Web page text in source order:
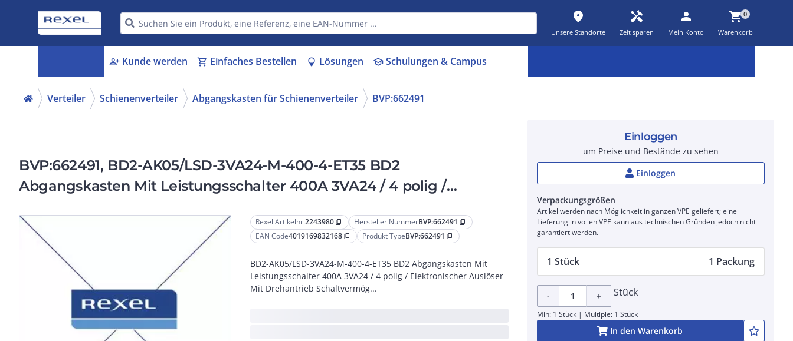
place
Unsere Standorte
handyman
Zeit sparen
person
Mein Konto
shopping_cart0
Warenkorb
person_add Kunde werden shopping_cart Einfaches Bestellen lightbulb Lösungen schoolSchulungen & Campus
Verteiler Schienenverteiler Abgangskasten für Schienenverteiler BVP:662491
BVP:662491, BD2-AK05/LSD-3VA24-M-400-4-ET35 BD2
Abgangskasten Mit Leistungsschalter 400A 3VA24 / 4 polig /
Rexel Artikelnr.2243980 content_copy Hersteller NummerBVP:662491 content_copy
EAN Code4019169832168 content_copy Produkt TypeBVP:662491 content_copy
BD2-AK05/LSD-3VA24-M-400-4-ET35 BD2 Abgangskasten Mit
Leistungsschalter 400A 3VA24 / 4 polig / Elektronischer Auslöser
Mit Drehantrieb Schaltvermög...
Einloggen
um Preise und Bestände zu sehen
Einloggen
Verpackungsgrößen
Artikel werden nach Möglichkeit in ganzen VPE geliefert; eine
Lieferung in vollen VPE kann aus technischen Gründen jedoch nicht
garantiert werden.
1 Stück 1 Packung
- + Stück
Min: 1 Stück | Multiple: 1 Stück
In den Warenkorb